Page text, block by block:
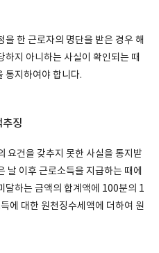
한 근로자의 명단을 받은 경우 해
지 아니하는 사실이 확인되는 때
통지하여야 합니다.
추징
요건을 갖추지 못한 사실을 통지받
날 이후 근로소득을 지급하는 때에
달하는 금액의 합계액에 100분의 1
에 대한 원천징수세액에 더하여 원